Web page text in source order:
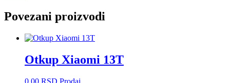
količina
Povezani proizvodi
Otkup Xiaomi 13T
0,00 RSD Prodaj